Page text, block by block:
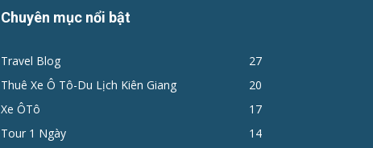
Chuyên mục nổi bật
Travel Blog
27
Thuê Xe Ô Tô-Du Lịch Kiên Giang
20
Xe ÔTô
17
Tour 1 Ngày
14